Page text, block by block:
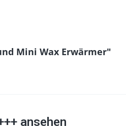
Mini Wax Erwärmer"
ansehen